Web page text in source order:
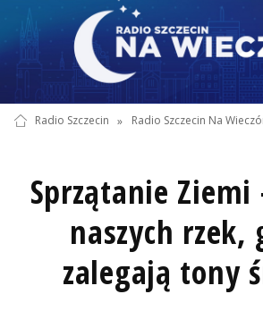
Radio Szczecin » Radio Szczecin Na
Sprzątanie
naszych rzek,
zalegają tony